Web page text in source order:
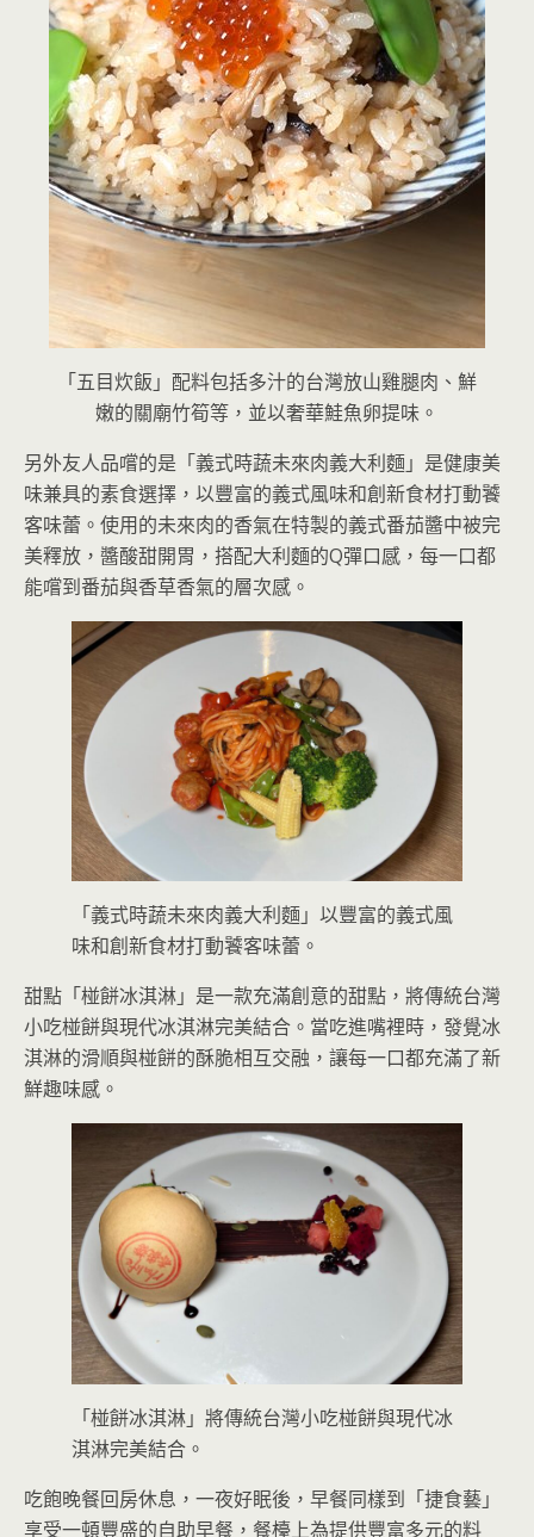
「五目炊飯」配料包括多汁的台灣放山雞腿肉、鮮
嫩的關廟竹筍等，並以奢華鮭魚卵提味。
另外友人品嚐的是「義式時蔬未來肉義大利麵」是健康美
味兼具的素食選擇，以豐富的義式風味和創新食材打動饕
客味蕾。使用的未來肉的香氣在特製的義式番茄醬中被完
美釋放，醬酸甜開胃，搭配大利麵的Q彈口感，每一口都
能嚐到番茄與香草香氣的層次感。
「義式時蔬未來肉義大利麵」以豐富的義式風
味和創新食材打動饕客味蕾。
甜點「椪餅冰淇淋」是一款充滿創意的甜點，將傳統台灣
小吃椪餅與現代冰淇淋完美結合。當吃進嘴裡時，發覺冰
淇淋的滑順與椪餅的酥脆相互交融，讓每一口都充滿了新
鮮趣味感。
「椪餅冰淇淋」將傳統台灣小吃椪餅與現代冰
淇淋完美結合。
吃飽晚餐回房休息，一夜好眠後，早餐同樣到「捷食藝」
享受一頓豐盛的自助早餐，餐檯上為提供豐富多元的料